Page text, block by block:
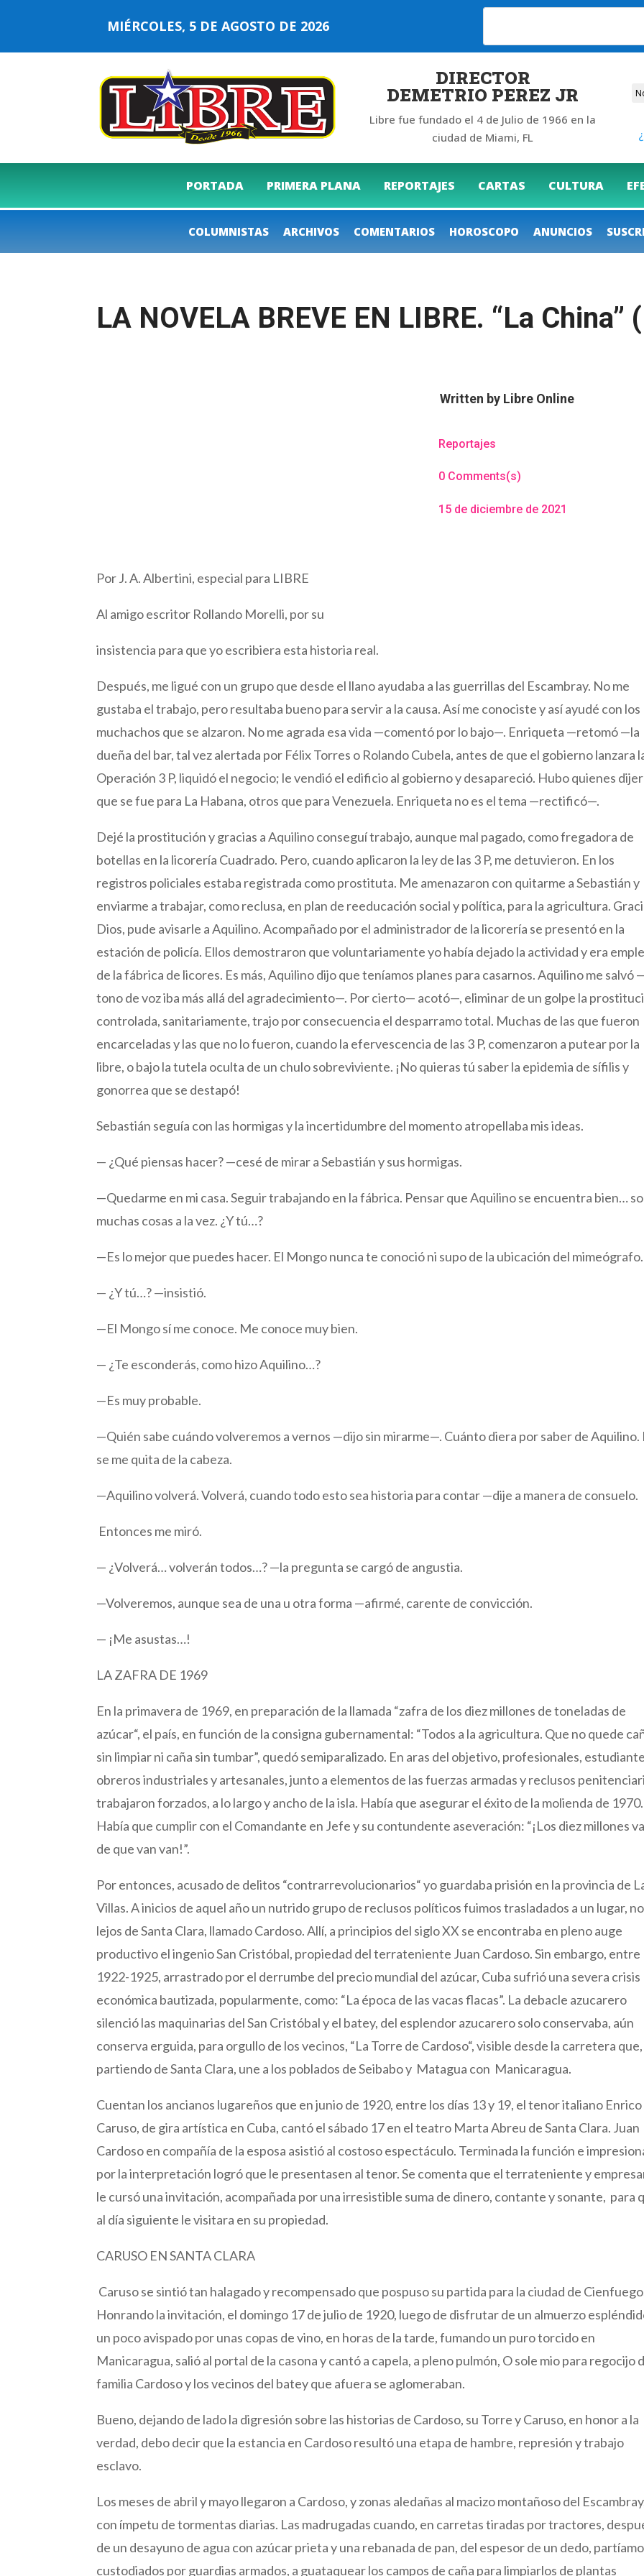
MIÉRCOLES, 5 DE AGOSTO DE 2026
DIRECTOR
DEMETRIO PEREZ JR
Libre fue fundado el 4 de Julio de 1966 en la
ciudad de Miami, FL
PORTADA PRIMERA PLANA REPORTAJES CARTAS CULTURA
COLUMNISTAS ARCHIVOS COMENTARIOS HOROSCOPO ANUNCIOS
LA NOVELA BREVE EN LIBRE. “La
Written by Libre Online
Reportajes
0 Comments(s)
15 de diciembre de 2021
Por J. A. Albertini, especial para LIBRE
Al amigo escritor Rollando Morelli, por su
insistencia para que yo escribiera esta historia real.
Después, me ligué con un grupo que desde el llano ayudaba a las guerrillas del Escambray. No me
gustaba el trabajo, pero resultaba bueno para servir a la causa. Así me conociste y así ayudé con los
muchachos que se alzaron. No me agrada esa vida —comentó por lo bajo—. Enriqueta —retomó —la
dueña del bar, tal vez alertada por Félix Torres o Rolando Cubela, antes de que el gobierno lanzara
Operación 3 P, liquidó el negocio; le vendió el edificio al gobierno y desapareció. Hubo quienes
que se fue para La Habana, otros que para Venezuela. Enriqueta no es el tema —rectificó—.
Dejé la prostitución y gracias a Aquilino conseguí trabajo, aunque mal pagado, como fregadora de
botellas en la licorería Cuadrado. Pero, cuando aplicaron la ley de las 3 P, me detuvieron. En los
registros policiales estaba registrada como prostituta. Me amenazaron con quitarme a Sebastián y
enviarme a trabajar, como reclusa, en plan de reeducación social y política, para la agricultura.
Dios, pude avisarle a Aquilino. Acompañado por el administrador de la licorería se presentó en la
estación de policía. Ellos demostraron que voluntariamente yo había dejado la actividad y era
de la fábrica de licores. Es más, Aquilino dijo que teníamos planes para casarnos. Aquilino me salvó
tono de voz iba más allá del agradecimiento—. Por cierto— acotó—, eliminar de un golpe la
controlada, sanitariamente, trajo por consecuencia el desparramo total. Muchas de las que fueron
encarceladas y las que no lo fueron, cuando la efervescencia de las 3 P, comenzaron a putear por la
libre, o bajo la tutela oculta de un chulo sobreviviente. ¡No quieras tú saber la epidemia de sífilis y
gonorrea que se destapó!
Sebastián seguía con las hormigas y la incertidumbre del momento atropellaba mis ideas.
— ¿Qué piensas hacer? —cesé de mirar a Sebastián y sus hormigas.
—Quedarme en mi casa. Seguir trabajando en la fábrica. Pensar que Aquilino se encuentra bien…
muchas cosas a la vez. ¿Y tú…?
—Es lo mejor que puedes hacer. El Mongo nunca te conoció ni supo de la ubicación del mimeógrafo.
— ¿Y tú…? —insistió.
—El Mongo sí me conoce. Me conoce muy bien.
— ¿Te esconderás, como hizo Aquilino…?
—Es muy probable.
—Quién sabe cuándo volveremos a vernos —dijo sin mirarme—. Cuánto diera por saber de Aquilino.
se me quita de la cabeza.
—Aquilino volverá. Volverá, cuando todo esto sea historia para contar —dije a manera de consuelo.
Entonces me miró.
— ¿Volverá… volverán todos…? —la pregunta se cargó de angustia.
—Volveremos, aunque sea de una u otra forma —afirmé, carente de convicción.
— ¡Me asustas…!
LA ZAFRA DE 1969
En la primavera de 1969, en preparación de la llamada “zafra de los diez millones de toneladas de
azúcar“, el país, en función de la consigna gubernamental: “Todos a la agricultura. Que no quede
sin limpiar ni caña sin tumbar”, quedó semiparalizado. En aras del objetivo, profesionales,
obreros industriales y artesanales, junto a elementos de las fuerzas armadas y reclusos
trabajaron forzados, a lo largo y ancho de la isla. Había que asegurar el éxito de la molienda de 1970.
Había que cumplir con el Comandante en Jefe y su contundente aseveración: “¡Los diez millones
de que van van!”.
Por entonces, acusado de delitos “contrarrevolucionarios“ yo guardaba prisión en la provincia de
Villas. A inicios de aquel año un nutrido grupo de reclusos políticos fuimos trasladados a un lugar, no
lejos de Santa Clara, llamado Cardoso. Allí, a principios del siglo XX se encontraba en pleno auge
productivo el ingenio San Cristóbal, propiedad del terrateniente Juan Cardoso. Sin embargo, entre
1922-1925, arrastrado por el derrumbe del precio mundial del azúcar, Cuba sufrió una severa crisis
económica bautizada, popularmente, como: “La época de las vacas flacas”. La debacle azucarero
silenció las maquinarias del San Cristóbal y el batey, del esplendor azucarero solo conservaba, aún
conserva erguida, para orgullo de los vecinos, “La Torre de Cardoso“, visible desde la carretera que,
partiendo de Santa Clara, une a los poblados de Seibabo y Matagua con Manicaragua.
Cuentan los ancianos lugareños que en junio de 1920, entre los días 13 y 19, el tenor italiano Enrico
Caruso, de gira artística en Cuba, cantó el sábado 17 en el teatro Marta Abreu de Santa Clara. Juan
Cardoso en compañía de la esposa asistió al costoso espectáculo. Terminada la función e
por la interpretación logró que le presentasen al tenor. Se comenta que el terrateniente y
le cursó una invitación, acompañada por una irresistible suma de dinero, contante y sonante, para
al día siguiente le visitara en su propiedad.
CARUSO EN SANTA CLARA
Caruso se sintió tan halagado y recompensado que pospuso su partida para la ciudad de
Honrando la invitación, el domingo 17 de julio de 1920, luego de disfrutar de un almuerzo
un poco avispado por unas copas de vino, en horas de la tarde, fumando un puro torcido en
Manicaragua, salió al portal de la casona y cantó a capela, a pleno pulmón, O sole mio para regocijo
familia Cardoso y los vecinos del batey que afuera se aglomeraban.
Bueno, dejando de lado la digresión sobre las historias de Cardoso, su Torre y Caruso, en honor a la
verdad, debo decir que la estancia en Cardoso resultó una etapa de hambre, represión y trabajo
esclavo.
Los meses de abril y mayo llegaron a Cardoso, y zonas aledañas al macizo montañoso del
con ímpetu de tormentas diarias. Las madrugadas cuando, en carretas tiradas por tractores,
de un desayuno de agua con azúcar prieta y una rebanada de pan, del espesor de un dedo,
custodiados por guardias armados, a guataquear los campos de caña para limpiarlos de plantas